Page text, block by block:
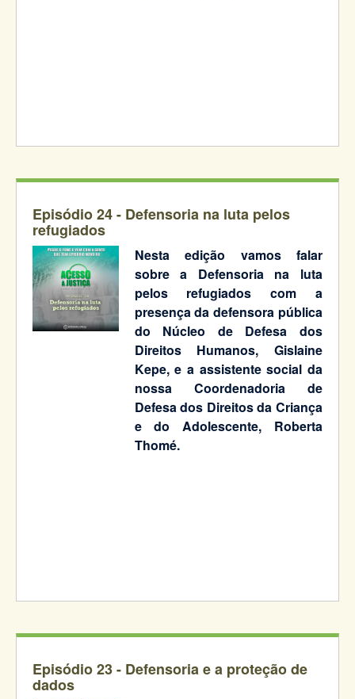
Episódio 24 - Defensoria na luta pelos
refugiados
Nesta edição vamos falar
sobre a Defensoria na luta
pelos refugiados com a
presença da defensora pública
do Núcleo de Defesa dos
Direitos Humanos, Gislaine
Kepe, e a assistente social da
nossa Coordenadoria de
Defesa dos Direitos da Criança
e do Adolescente, Roberta
Thomé.
Episódio 23 - Defensoria e a proteção de
dados